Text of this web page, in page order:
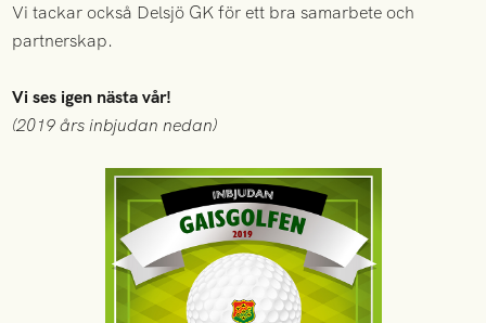
Vi tackar också Delsjö GK för ett bra samarbete och
partnerskap.
Vi ses igen nästa vår!
(2019 års inbjudan nedan)